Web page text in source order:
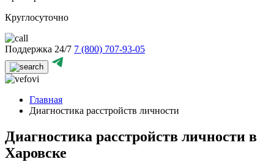
Круглосуточно
Поддержка 24/7 7 (800) 707-93-05
Главная
Диагностика расстройств личности
Диагностика расстройств личности в
Харовске